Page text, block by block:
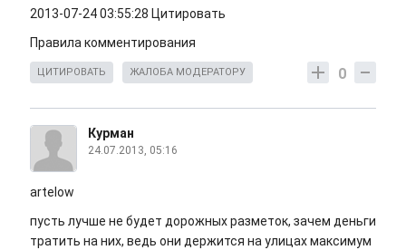
2013-07-24 03:55:28 Цитировать
Правила комментирования
0
ЦИТИРОВАТЬ ЖАЛОБА МОДЕРАТОРУ
Курман
24.07.2013, 05:16
artelow
пусть лучше не будет дорожных разметок, зачем деньги
тратить на них, ведь они держится на улицах максимум